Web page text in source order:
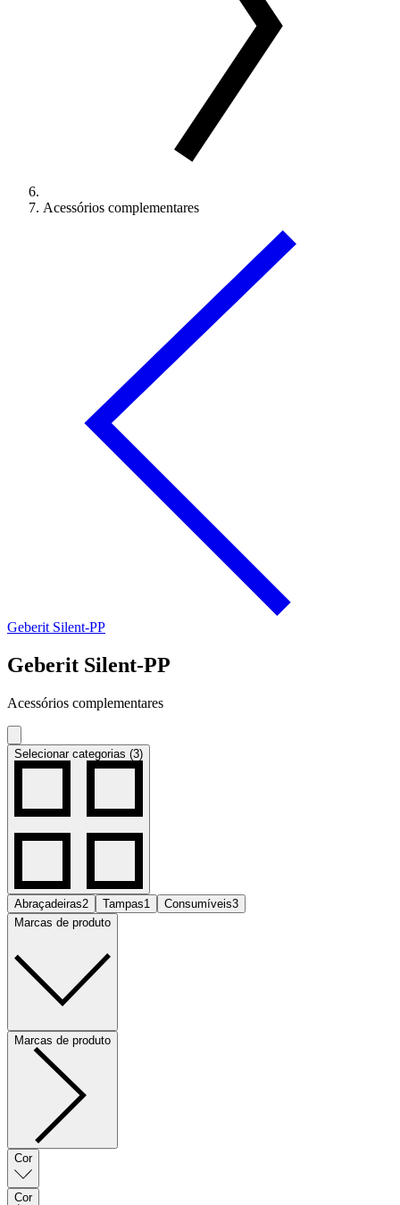
Acessórios complementares
Geberit Silent-PP
Geberit Silent-PP
Acessórios complementares
Selecionar categorias (3)
Abraçadeiras2 Tampas1 Consumíveis3
Marcas de produto
Marcas de produto
Cor
Cor